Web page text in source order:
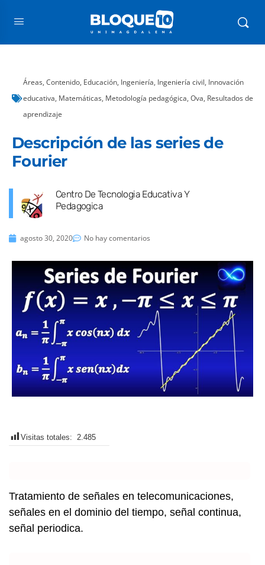
Áreas, Contenido, Educación, Ingeniería, Ingeniería civil, Innovación
educativa, Matemáticas, Metodología pedagógica, Ova, Resultados de
aprendizaje
Descripción de las series de
Fourier
Centro De Tecnologia Educativa Y
Pedagogica
agosto 30, 2020 No hay comentarios
Visitas totales: 2.485
Tratamiento de señales en telecomunicaciones,
señales en el dominio del tiempo, señal continua,
señal periodica.